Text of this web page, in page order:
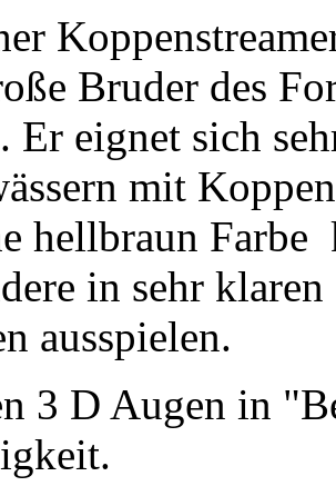
Bruder des
Er eignet sich
mit
hellbraun Farbe
in sehr
ausspielen.
3 D Augen in